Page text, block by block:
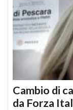
Cambio di
da Forza